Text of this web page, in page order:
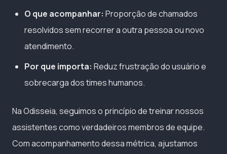
O que acompanhar: Proporção de chamados
resolvidos sem recorrer a outra pessoa ou novo
atendimento.
Por que importa: Reduz frustração do usuário e
sobrecarga dos times humanos.
Na Odisseia, seguimos o princípio de treinar nossos
assistentes como verdadeiros membros de equipe.
Com acompanhamento dessa métrica, ajustamos